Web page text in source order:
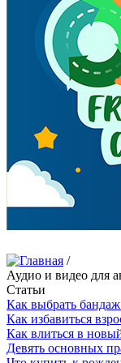
/
Аудио и видео для
Статьи
Как выбрать
Как избавиться
Как влиться в
Девять основных